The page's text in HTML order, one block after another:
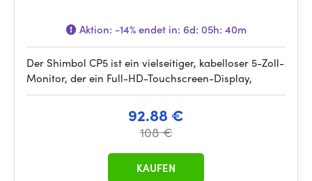
Aktion: -14%endet in: 6d: 05h: 40m
Der Shimbol CP5 ist ein vielseitiger, kabelloser 5-Zoll-
Monitor, der ein Full-HD-Touchscreen-Display,
92.88 €
108 €
KAUFEN